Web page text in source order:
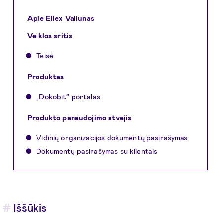
Apie Ellex Valiunas
Veiklos sritis
Teisė
Produktas
„Dokobit“ portalas
Produkto panaudojimo atvejis
Vidinių organizacijos dokumentų pasirašymas
Dokumentų pasirašymas su klientais
Iššūkis